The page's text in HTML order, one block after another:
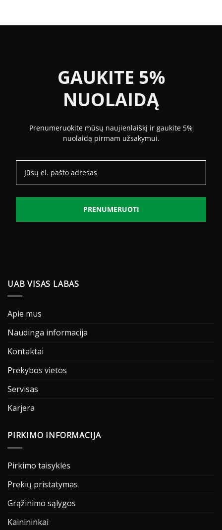
GAUKITE 5%
NUOLAIDĄ
Prenumeruokite mūsų naujienlaiškį ir gaukite 5%
nuolaidą pirmam užsakymui.
PRENUMERUOTI
UAB VISAS LABAS
Apie mus
Naudinga informacija
Kontaktai
Prekybos vietos
Servisas
Karjera
PIRKIMO INFORMACIJA
Pirkimo taisyklės
Prekių pristatymas
Grąžinimo sąlygos
Kainininkai